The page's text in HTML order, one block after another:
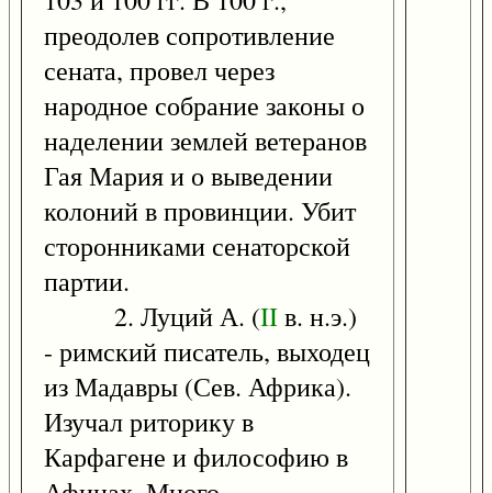
преодолев сопротивление
сената, провел через
народное собрание законы о
наделении землей ветеранов
Гая Мария и о выведении
колоний в провинции. Убит
сторонниками сенаторской
партии.
2. Луций А. (IIв. н.э.)
- римский писатель, выходец
из Мадавры (Сев. Африка).
Изучал риторику в
Карфагене и философию в